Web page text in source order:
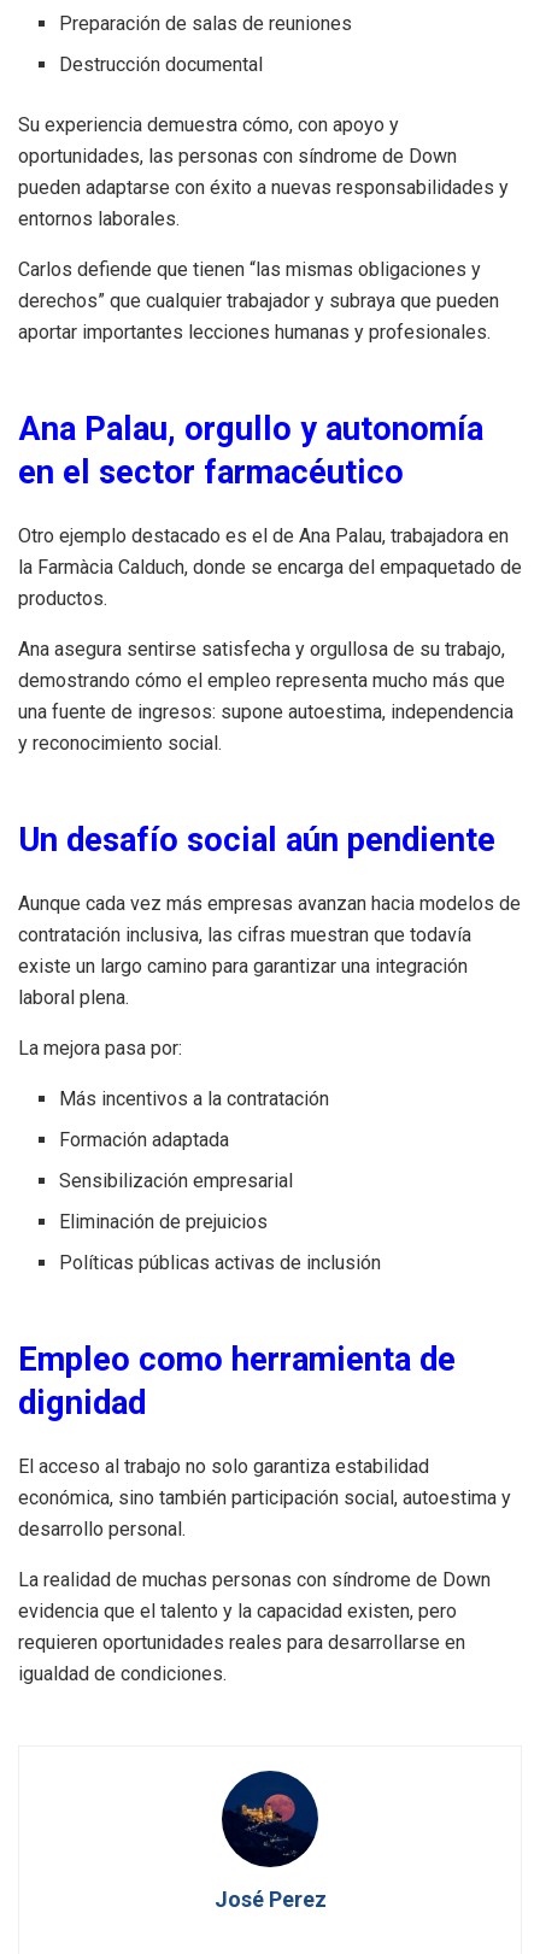
Preparación de salas de reuniones
Destrucción documental
Su experiencia demuestra cómo, con apoyo y
oportunidades, las personas con síndrome de Down
pueden adaptarse con éxito a nuevas responsabilidades y
entornos laborales.
Carlos defiende que tienen “las mismas obligaciones y
derechos” que cualquier trabajador y subraya que pueden
aportar importantes lecciones humanas y profesionales.
Ana Palau, orgullo y autonomía
en el sector farmacéutico
Otro ejemplo destacado es el de Ana Palau, trabajadora en
la Farmàcia Calduch, donde se encarga del empaquetado de
productos.
Ana asegura sentirse satisfecha y orgullosa de su trabajo,
demostrando cómo el empleo representa mucho más que
una fuente de ingresos: supone autoestima, independencia
y reconocimiento social.
Un desafío social aún pendiente
Aunque cada vez más empresas avanzan hacia modelos de
contratación inclusiva, las cifras muestran que todavía
existe un largo camino para garantizar una integración
laboral plena.
La mejora pasa por:
Más incentivos a la contratación
Formación adaptada
Sensibilización empresarial
Eliminación de prejuicios
Políticas públicas activas de inclusión
Empleo como herramienta de
dignidad
El acceso al trabajo no solo garantiza estabilidad
económica, sino también participación social, autoestima y
desarrollo personal.
La realidad de muchas personas con síndrome de Down
evidencia que el talento y la capacidad existen, pero
requieren oportunidades reales para desarrollarse en
igualdad de condiciones.
José Perez